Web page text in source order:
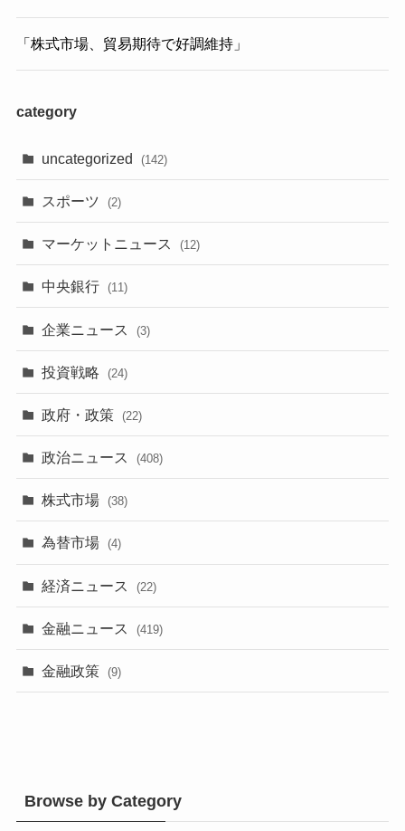
「株式市場、貿易期待で好調維持」
category
uncategorized (142)
スポーツ (2)
マーケットニュース (12)
中央銀行 (11)
企業ニュース (3)
投資戦略 (24)
政府・政策 (22)
政治ニュース (408)
株式市場 (38)
為替市場 (4)
経済ニュース (22)
金融ニュース (419)
金融政策 (9)
Browse by Category